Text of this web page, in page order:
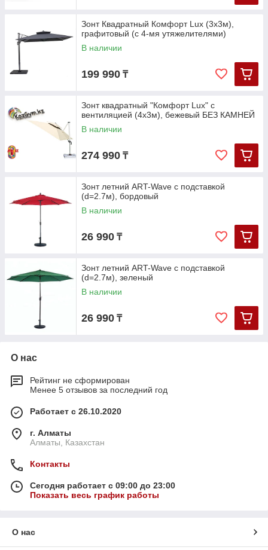
Зонт Квадратный Комфорт Lux (3х3м),
графитовый (с 4-мя утяжелителями)
В наличии
199 990 ₸
Зонт квадратный "Комфорт Lux" с
вентиляцией (4х3м), бежевый БЕЗ КАМНЕЙ
В наличии
274 990 ₸
Зонт летний ART-Wave с подставкой
(d=2.7м), бордовый
В наличии
26 990 ₸
Зонт летний ART-Wave с подставкой
(d=2.7м), зеленый
В наличии
26 990 ₸
О нас
Рейтинг не сформирован
Менее 5 отзывов за последний год
Работает с 26.10.2020
г. Алматы
Алматы, Казахстан
Контакты
Сегодня работает с 09:00 до 23:00
Показать весь график работы
О нас